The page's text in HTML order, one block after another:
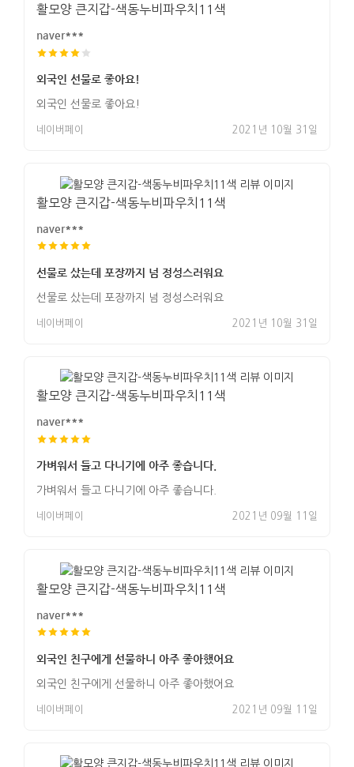
활모양 큰지갑-색동누비파우치11색
naver***
외국인 선물로 좋아요!
외국인 선물로 좋아요!
네이버페이 2021년 10월 31일
활모양 큰지갑-색동누비파우치11색
naver***
선물로 샀는데 포장까지 넘 정성스러워요
선물로 샀는데 포장까지 넘 정성스러워요
네이버페이 2021년 10월 31일
활모양 큰지갑-색동누비파우치11색
naver***
가벼워서 들고 다니기에 아주 좋습니다.
가벼워서 들고 다니기에 아주 좋습니다.
네이버페이 2021년 09월 11일
활모양 큰지갑-색동누비파우치11색
naver***
외국인 친구에게 선물하니 아주 좋아했어요
외국인 친구에게 선물하니 아주 좋아했어요
네이버페이 2021년 09월 11일